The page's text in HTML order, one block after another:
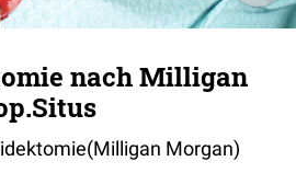
nach Milligan
Morgan)